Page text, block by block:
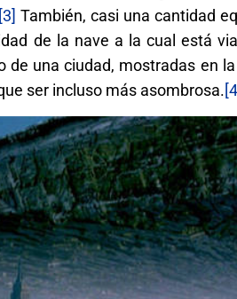
[3] También, casi una cantidad
de la nave a la cual está
una ciudad, mostradas en
ser incluso más asombrosa.